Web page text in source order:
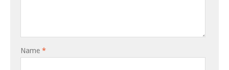
Name *